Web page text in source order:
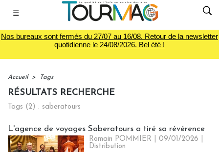
☰
Nos bureaux sont fermés du 27/07 au 16/08. Retour de la newsletter
quotidienne le 24/08/2026. Bel été !
Accueil > Tags
RÉSULTATS RECHERCHE
Tags (2) : saberatours
L'agence de voyages Saberatours a tiré sa révérence
Romain POMMIER | 09/01/2026
Distribution